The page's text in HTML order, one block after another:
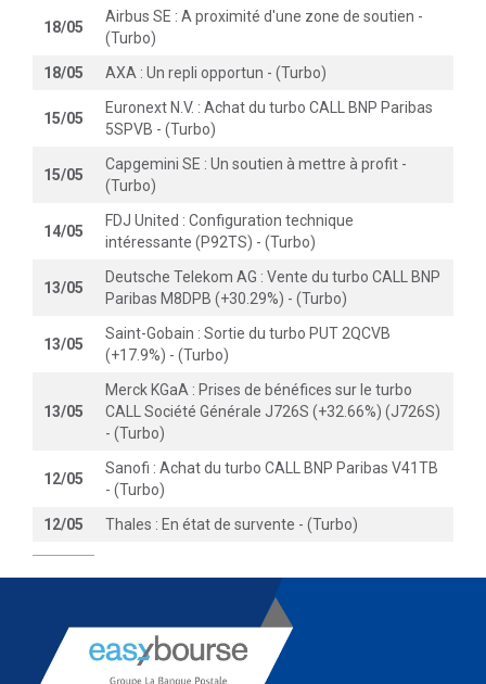
18/05
Airbus SE : A proximité d'une zone de soutien -
(Turbo)
18/05
AXA : Un repli opportun - (Turbo)
15/05
Euronext N.V. : Achat du turbo CALL BNP Paribas
5SPVB - (Turbo)
15/05
Capgemini SE : Un soutien à mettre à profit -
(Turbo)
14/05
FDJ United : Configuration technique
intéressante (P92TS) - (Turbo)
13/05
Deutsche Telekom AG : Vente du turbo CALL BNP
Paribas M8DPB (+30.29%) - (Turbo)
13/05
Saint-Gobain : Sortie du turbo PUT 2QCVB
(+17.9%) - (Turbo)
13/05
Merck KGaA : Prises de bénéfices sur le turbo
CALL Société Générale J726S (+32.66%) (J726S)
- (Turbo)
12/05
Sanofi : Achat du turbo CALL BNP Paribas V41TB
- (Turbo)
12/05
Thales : En état de survente - (Turbo)